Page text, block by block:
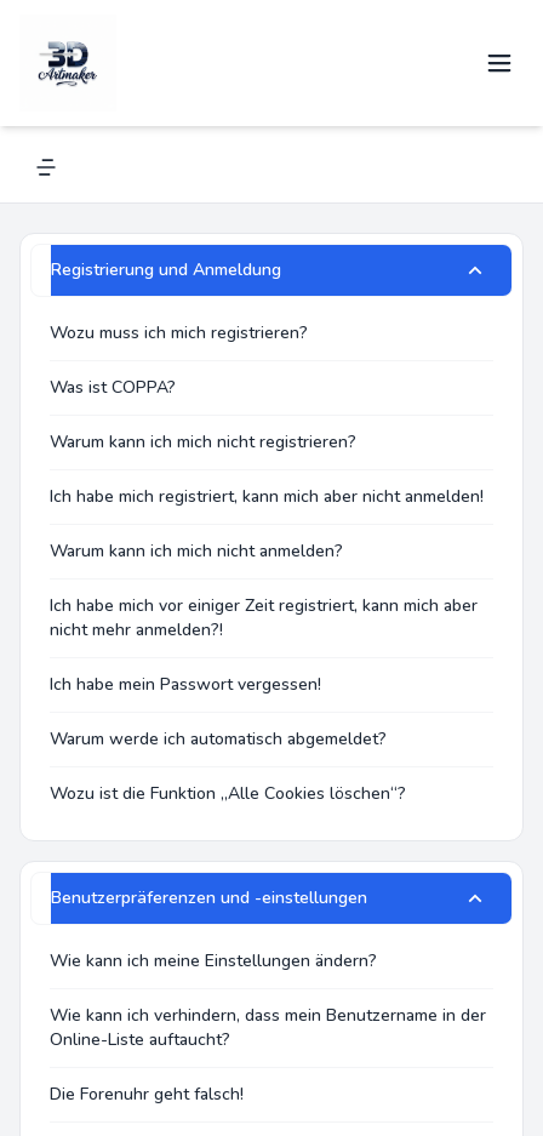
Navigation menu
Registrierung und Anmeldung
Wozu muss ich mich registrieren?
Was ist COPPA?
Warum kann ich mich nicht registrieren?
Ich habe mich registriert, kann mich aber nicht anmelden!
Warum kann ich mich nicht anmelden?
Ich habe mich vor einiger Zeit registriert, kann mich aber
nicht mehr anmelden?!
Ich habe mein Passwort vergessen!
Warum werde ich automatisch abgemeldet?
Wozu ist die Funktion „Alle Cookies löschen“?
Benutzerpräferenzen und -einstellungen
Wie kann ich meine Einstellungen ändern?
Wie kann ich verhindern, dass mein Benutzername in der
Online-Liste auftaucht?
Die Forenuhr geht falsch!